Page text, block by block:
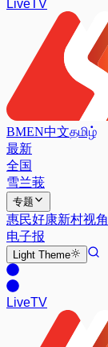
LiveTV
BMEN中文தமிழ்
最新
全国
雪兰莪
专题
惠民好康新村视角
电子报
Light Theme
LiveTV